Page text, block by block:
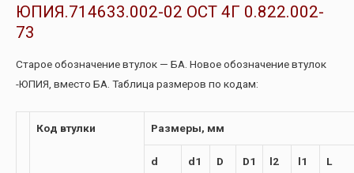
ЮПИЯ.714633.002-02 ОСТ 4Г 0.822.002-
73
Старое обозначение втулок — БА. Новое обозначение втулок
-ЮПИЯ, вместо БА. Таблица размеров по кодам:
Код втулки Размеры, мм
d d1 D D1 l2 l1 L